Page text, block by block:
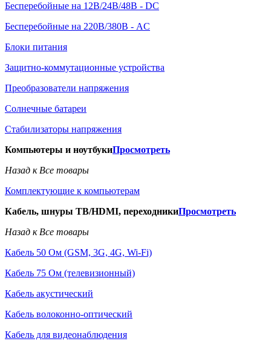
Бесперебойные на 12В/24В/48В - DC
Бесперебойные на 220В/380В - AC
Блоки питания
Защитно-коммутационные устройства
Преобразователи напряжения
Солнечные батареи
Стабилизаторы напряжения
Компьютеры и ноутбукиПросмотреть
Назад к Все товары
Комплектующие к компьютерам
Кабель, шнуры ТВ/HDMI, переходникиПросмотреть
Назад к Все товары
Кабель 50 Ом (GSM, 3G, 4G, Wi-Fi)
Кабель 75 Ом (телевизионный)
Кабель акустический
Кабель волоконно-оптический
Кабель для видеонаблюдения